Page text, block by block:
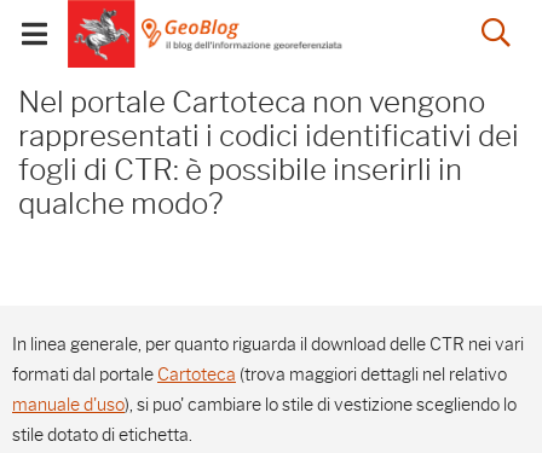
Skip to Main Content
Visualizza/chiudi
menu
mobile
Nel portale Cartoteca
Nel portale Cartoteca non vengono
rappresentati i codici identificativi dei
fogli di CTR: è possibile inserirli in
qualche modo?
In linea generale, per quanto riguarda il download delle CTR nei vari
formati dal portale Cartoteca (trova maggiori dettagli nel relativo
manuale d'uso), si puo' cambiare lo stile di vestizione scegliendo lo
stile dotato di etichetta.